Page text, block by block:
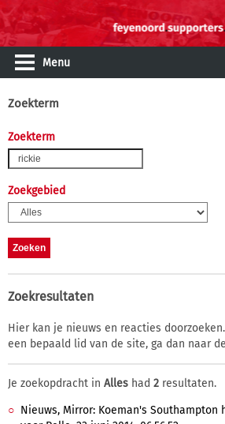
Menu
Zoekterm
Zoekterm
Zoekgebied
Zoekresultaten
Hier kan je nieuws en reacties
een bepaald lid van de site, ga dan naar de
Je zoekopdracht in Alles had 2 resultaten.
Nieuws, Mirror: Koeman's Southampton